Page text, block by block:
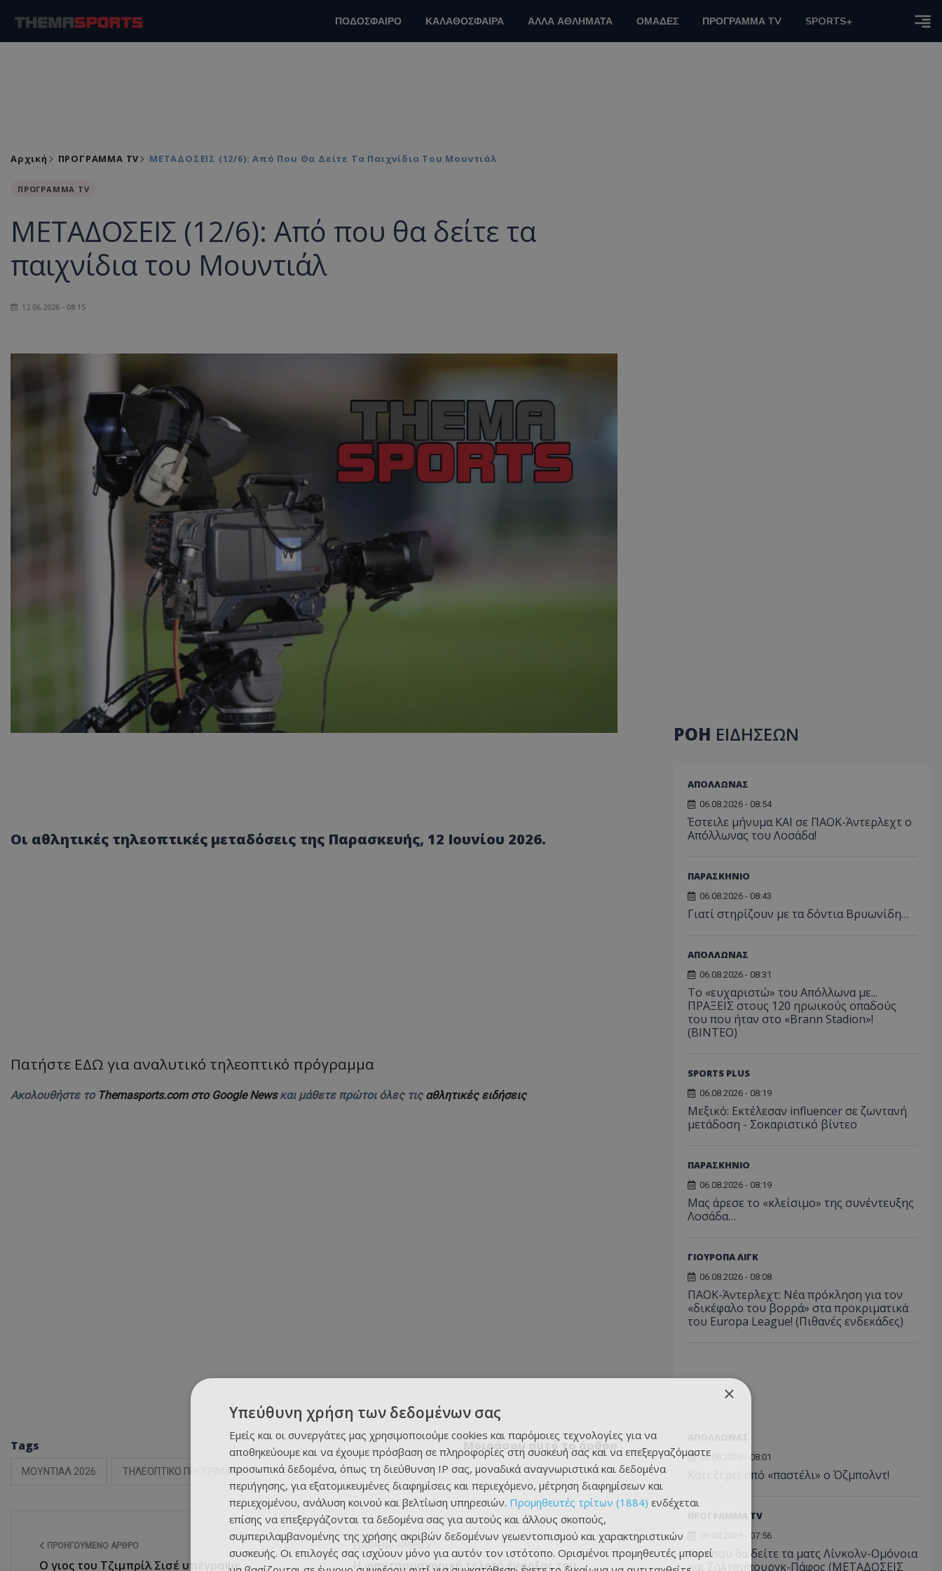
ΠΟΔΟΣΦΑΙΡΟ ΚΑΛΑΘΟΣΦΑΙΡΑ ΑΛΛΑ ΑΘΛΗΜΑΤΑ ΟΜΑΔΕΣ ΠΡΟΓΡΑΜΜΑ TV SPORTS+
Αρχική ΠΡΟΓΡΑΜΜΑ TV ΜΕΤΑΔΟΣΕΙΣ (12/6): Από Που Θα Δείτε Τα Παιχνίδια Του Μουντιάλ
ΠΡΟΓΡΑΜΜΑ TV
ΜΕΤΑΔΟΣΕΙΣ (12/6): Από που θα δείτε τα
παιχνίδια του Μουντιάλ
12.06.2026 - 08:15
Οι αθλητικές τηλεοπτικές μεταδόσεις της Παρασκευής, 12 Ιουνίου 2026.
Πατήστε ΕΔΩ για αναλυτικό τηλεοπτικό πρόγραμμα
Ακολουθήστε το Themasports.com στο Google Newsκαι μάθετε πρώτοι όλες τις αθλητικές ειδήσεις
Tags
ΜΟΥΝΤΙΑΛ 2026 ΤΗΛΕΟΠΤΙΚΟ ΠΡΟΓΡΑΜΜΑ
Μοιράσου αυτό το άρθρο
ΠΡΟΗΓΟΎΜΕΝΟ ΆΡΘΡΟ
Ο γιος του Τζιμπρίλ Σισέ υπέγραψε
ΕΠΌΜΕΝΟ ΆΡΘΡΟ
Η φαντασμαγορική τελετή έναρξης του
ΡΟΗ ΕΙΔΗΣΕΩΝ
ΑΠΟΛΛΩΝΑΣ
06.08.2026 - 08:54
Έστειλε μήνυμα ΚΑΙ σε ΠΑΟΚ-Άντερλεχτ ο
Απόλλωνας του Λοσάδα!
ΠΑΡΑΣΚΗΝΙΟ
06.08.2026 - 08:43
Γιατί στηρίζουν με τα δόντια Βρυωνίδη…
ΑΠΟΛΛΩΝΑΣ
06.08.2026 - 08:31
Το «ευχαριστώ» του Απόλλωνα με...
ΠΡΑΞΕΙΣ στους 120 ηρωικούς οπαδούς
του που ήταν στο «Brann Stadion»!
(ΒΙΝΤΕΟ)
SPORTS PLUS
06.08.2026 - 08:19
Μεξικό: Εκτέλεσαν influencer σε ζωντανή
μετάδοση - Σοκαριστικό βίντεο
ΠΑΡΑΣΚΗΝΙΟ
06.08.2026 - 08:19
Μας άρεσε το «κλείσιμο» της συνέντευξης
Λοσάδα…
ΓΙΟΥΡΟΠΑ ΛΙΓΚ
06.08.2026 - 08:08
ΠΑΟΚ-Άντερλεχτ: Νέα πρόκληση για τον
«δικέφαλο του βορρά» στα προκριματικά
του Europa League! (Πιθανές ενδεκάδες)
06.08.2026 - 08:01
Κάτι ξέρει από «παστέλι» ο Όζμπολντ!
ΠΡΟΓΡΑΜΜΑ TV
06.08.2026 - 07:56
Από πού θα δείτε τα ματς Λίνκολν-Ομόνοια
και Σάλτσμπουργκ-Πάφος (ΜΕΤΑΔΟΣΕΙΣ
×
Υπεύθυνη χρήση των δεδομένων σας
Εμείς και οι συνεργάτες μας χρησιμοποιούμε cookies και παρόμοιες τεχνολογίες για να
αποθηκεύουμε και να έχουμε πρόσβαση σε πληροφορίες στη συσκευή σας και να επεξεργαζόμαστε
προσωπικά δεδομένα, όπως τη διεύθυνση IP σας, μοναδικά αναγνωριστικά και δεδομένα
περιήγησης, για εξατομικευμένες διαφημίσεις και περιεχόμενο, μέτρηση διαφημίσεων και
περιεχομένου, ανάλυση κοινού και βελτίωση υπηρεσιών. Προμηθευτές τρίτων (1884) ενδέχεται
επίσης να επεξεργάζονται τα δεδομένα σας για αυτούς και άλλους σκοπούς,
συμπεριλαμβανομένης της χρήσης ακριβών δεδομένων γεωεντοπισμού και χαρακτηριστικών
συσκευής. Οι επιλογές σας ισχύουν μόνο για αυτόν τον ιστότοπο. Ορισμένοι προμηθευτές μπορεί